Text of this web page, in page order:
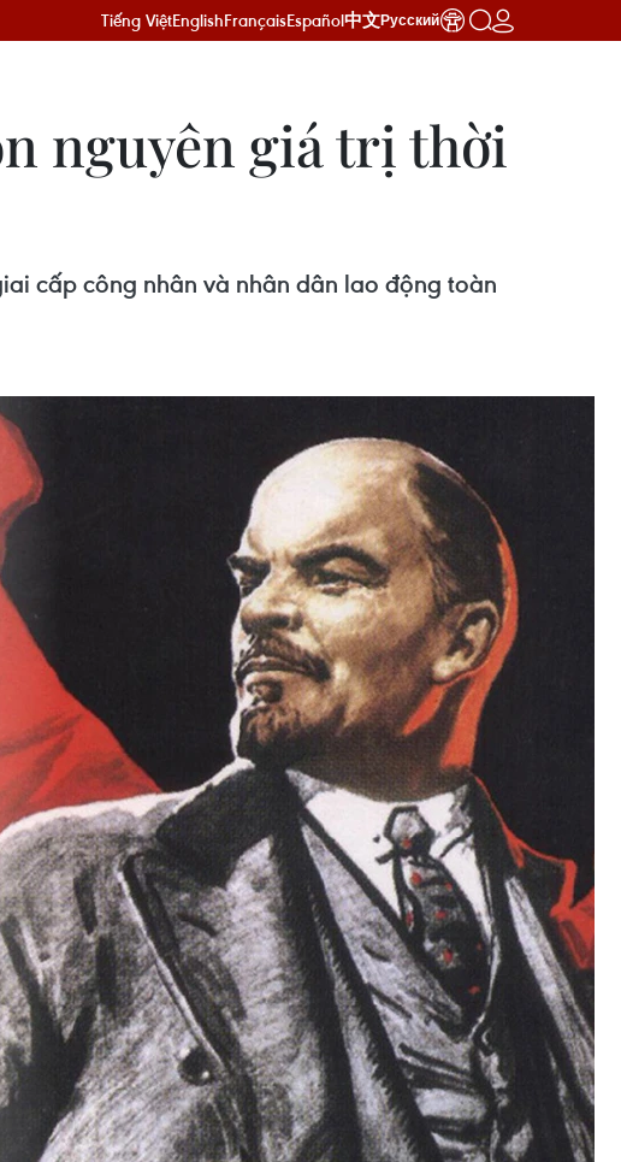
Tiếng ViệtEnglishFrançaisEspañol中文Русский
nguyên giá trị thời
cấp công nhân và nhân dân lao động toàn